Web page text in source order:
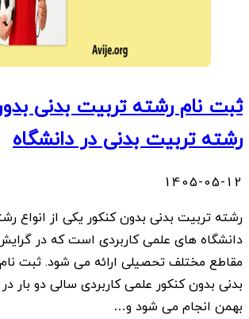
ثبت نام رشته تربیت بدنی
رشته تربیت بدنی در دانشگاه
1405-05-12
رشته تربیت بدنی بدون کنکور یکی از انواع
دانشگاه های علمی کاربردی است که در
مقاطع مختلف تحصیلی ارائه می شود. ثبت
بدنی بدون کنکور علمی کاربردی سالی دو بار
بهمن انجام می شود و…